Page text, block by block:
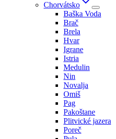
Chorvátsko
Baška Voda
Brač
Brela
Hvar
Igrane
Istria
Medulin
Nin
Novalja
Omiš
Pag
Pakoštane
Plitvické jazera
Poreč